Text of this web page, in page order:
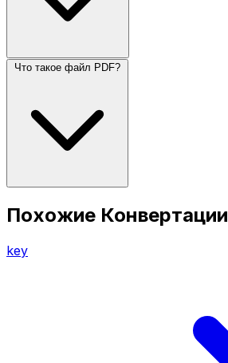
Что такое файл PDF?
Похожие Конвертации
key